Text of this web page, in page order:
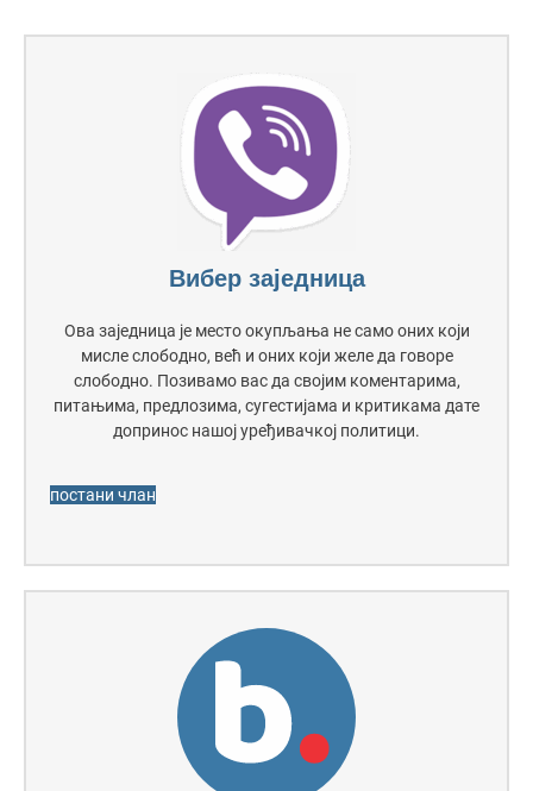
Вибер заједница
Ова заједница је место окупљања не само оних који
мисле слободно, већ и оних који желе да говоре
слободно. Позивамо вас да својим коментарима,
питањима, предлозима, сугестијама и критикама дате
допринос нашој уређивачкој политици.
постани члан